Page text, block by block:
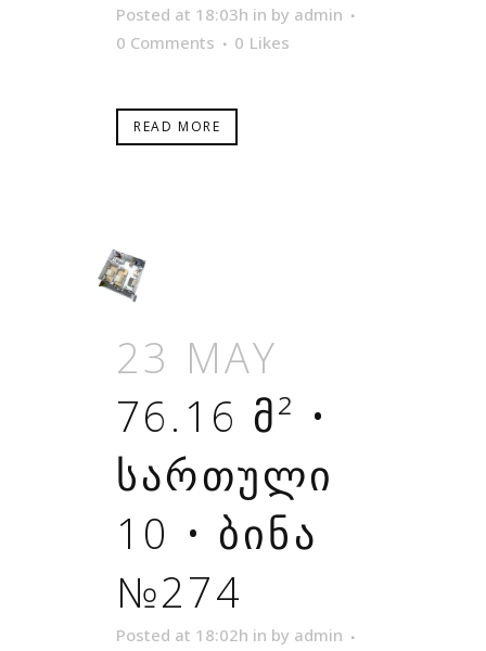
Posted at 18:03h in by admin
0 Comments
0 Likes
READ MORE
23 MAY
76.16 Მ² •
ᲡᲐᲠᲗᲣᲚᲘ
10 • ᲑᲘᲜᲐ
№274
Posted at 18:02h in by admin